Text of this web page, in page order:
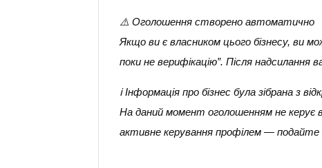
⚠️ Оголошення створено автоматично
Якщо ви є власником цього бізнесу, ви
поки не верифікацію”. Після
ℹ️ Інформація про бізнес була зібрана з
На даний момент оголошенням не керує
активне керування профілем — подайте